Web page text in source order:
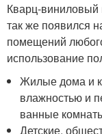
Кварц-виниловый
так же появился
помещений
использование
Жилые дома и
влажностью и
ванные
Детские,